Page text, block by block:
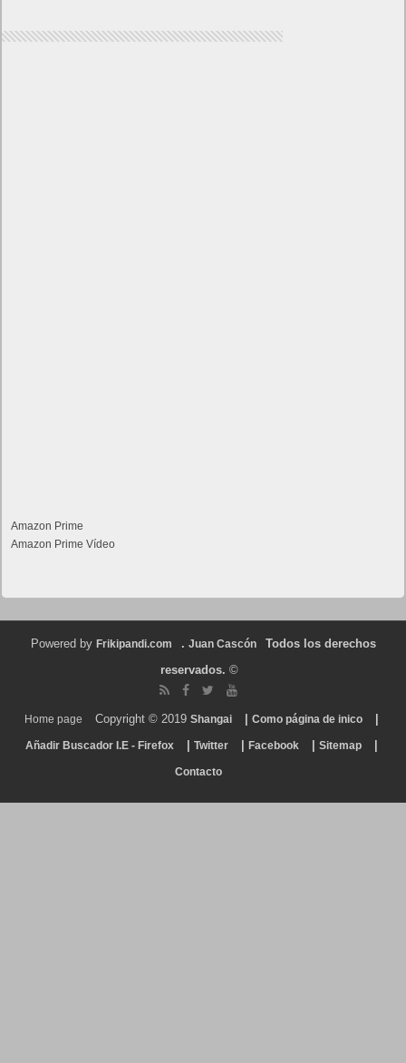
Amazon Prime
Amazon Prime Vídeo
Powered by Frikipandi.com . Juan Cascón
Todos los derechos
reservados. ©
Home page Copyright © 2019 Shangai Como página de inico
Añadir Buscador I.E - Firefox Twitter Facebook Sitemap
Contacto